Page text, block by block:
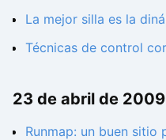
La mejor silla es la
Técnicas de control
23 de abril de 2009
Runmap: un buen sitio